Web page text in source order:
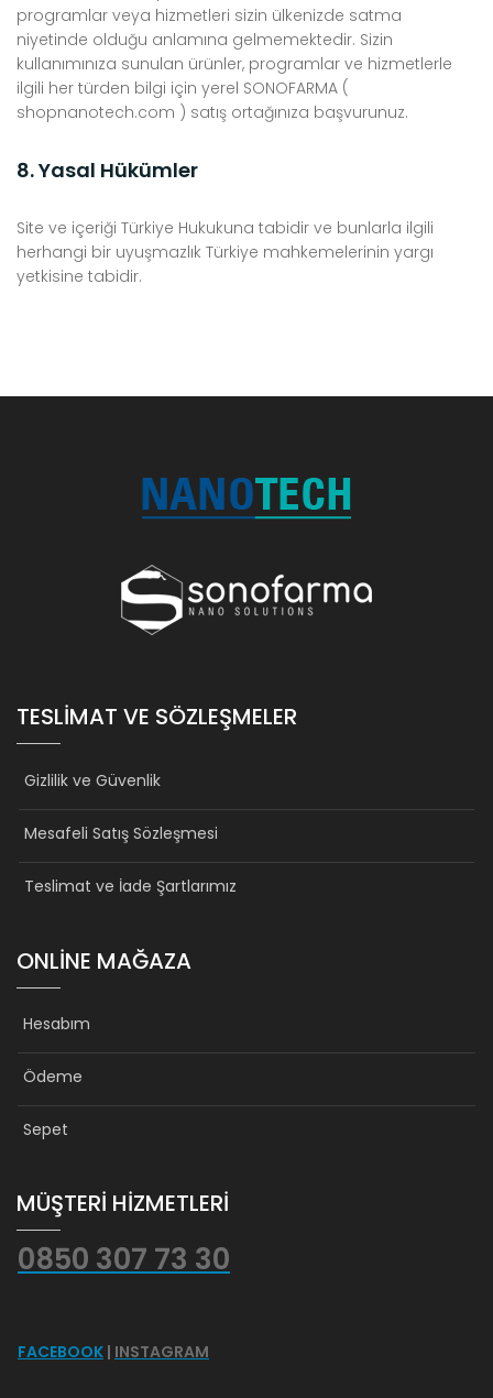
programlar veya hizmetleri sizin ülkenizde satma
niyetinde olduğu anlamına gelmemektedir. Sizin
kullanımınıza sunulan ürünler, programlar ve hizmetlerle
ilgili her türden bilgi için yerel SONOFARMA (
shopnanotech.com ) satış ortağınıza başvurunuz.
8. Yasal Hükümler
Site ve içeriği Türkiye Hukukuna tabidir ve bunlarla ilgili
herhangi bir uyuşmazlık Türkiye mahkemelerinin yargı
yetkisine tabidir.
TESLIMAT VE SÖZLEŞMELER
Gizlilik ve Güvenlik
Mesafeli Satış Sözleşmesi
Teslimat ve İade Şartlarımız
ONLINE MAĞAZA
Hesabım
Ödeme
Sepet
MÜŞTERİ HİZMETLERİ
0850 307 73 30
FACEBOOK | INSTAGRAM